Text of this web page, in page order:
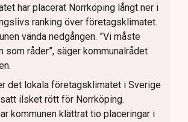
har placerat Norrköping långt ner i
ranking över företagsklimatet.
vända nedgången. ”Vi måste
som råder”, säger kommunalrådet
det lokala företagsklimatet i Sverige
ilsket rött för Norrköping.
kommunen klättrat tio placeringar i